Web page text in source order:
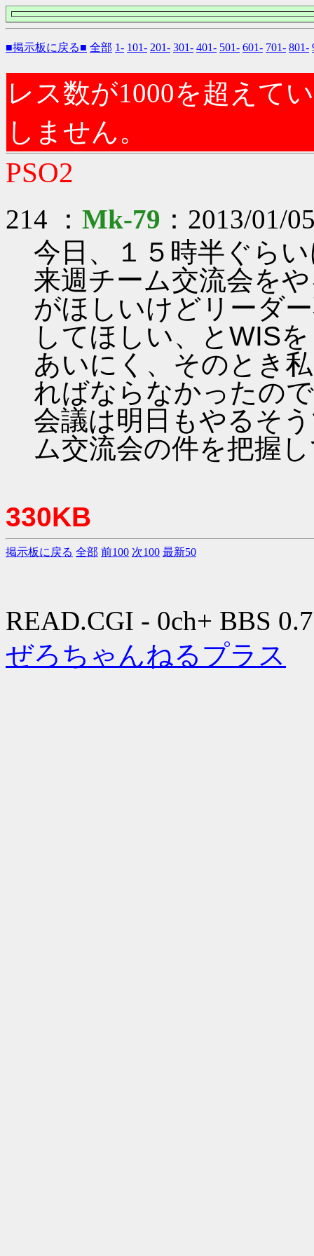
■掲示板に戻る■ 全部 1- 101- 201- 301- 401- 501- 601- 701- 801-
レス数が1000を超えて
しません。
PSO2
214 ： Mk-79 ：2013/01/
今日、１５時半ぐら
来週チーム交流会を
がほしいけどリーダ
してほしい、とWIS
あいにく、そのとき
ればならなかったの
会議は明日もやるそ
ム交流会の件を把握
330KB
掲示板に戻る 全部 前100 次100 最新50
READ.CGI - 0ch+ BBS
ぜろちゃんねるプラス